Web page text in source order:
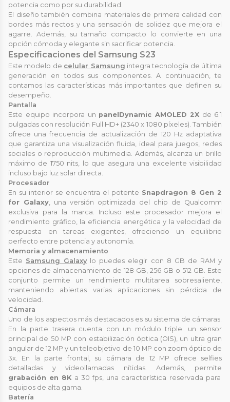
potencia como por su durabilidad.
El diseño también combina materiales de primera calidad con
bordes más rectos y una sensación de solidez que mejora el
agarre. Además, su tamaño compacto lo convierte en una
opción cómoda y elegante sin sacrificar potencia.
Especificaciones del Samsung S23
Este modelo de celular Samsung integra tecnología de última
generación en todos sus componentes. A continuación, te
contamos las características más importantes que definen su
desempeño.
Pantalla
Este equipo incorpora un panelDynamic AMOLED 2X de 6.1
pulgadas con resolución Full HD+ (2340 x 1080 píxeles). También
ofrece una frecuencia de actualización de 120 Hz adaptativa
que garantiza una visualización fluida, ideal para juegos, redes
sociales o reproducción multimedia. Además, alcanza un brillo
máximo de 1750 nits, lo que asegura una excelente visibilidad
incluso bajo luz solar directa.
Procesador
En su interior se encuentra el potente Snapdragon 8 Gen 2
for Galaxy , una versión optimizada del chip de Qualcomm
exclusiva para la marca. Incluso este procesador mejora el
rendimiento gráfico, la eficiencia energética y la velocidad de
respuesta en tareas exigentes, ofreciendo un equilibrio
perfecto entre potencia y autonomía.
Memoria y almacenamiento
Este Samsung Galaxylo puedes elegir con 8 GB de RAM y
opciones de almacenamiento de 128 GB, 256 GB o 512 GB. Este
conjunto permite un rendimiento multitarea sobresaliente,
manteniendo abiertas varias aplicaciones sin pérdida de
velocidad.
Cámara
Uno de los aspectos más destacados es su sistema de cámaras.
En la parte trasera cuenta con un módulo triple: un sensor
principal de 50 MP con estabilización óptica (OIS), un ultra gran
angular de 12 MP y un teleobjetivo de 10 MP con zoom óptico de
3x. En la parte frontal, su cámara de 12 MP ofrece selfies
detalladas y videollamadas nítidas. Además, permite
grabación en 8K a 30 fps, una característica reservada para
equipos de alta gama.
Batería